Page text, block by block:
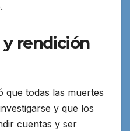
rendición
que todas las muertes
y que los
cuentas y ser